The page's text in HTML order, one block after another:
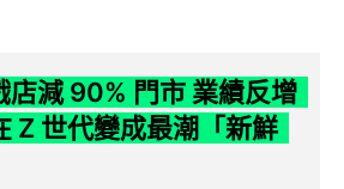
店減 90% 門市 業績反增
Z 世代變成最潮「新鮮